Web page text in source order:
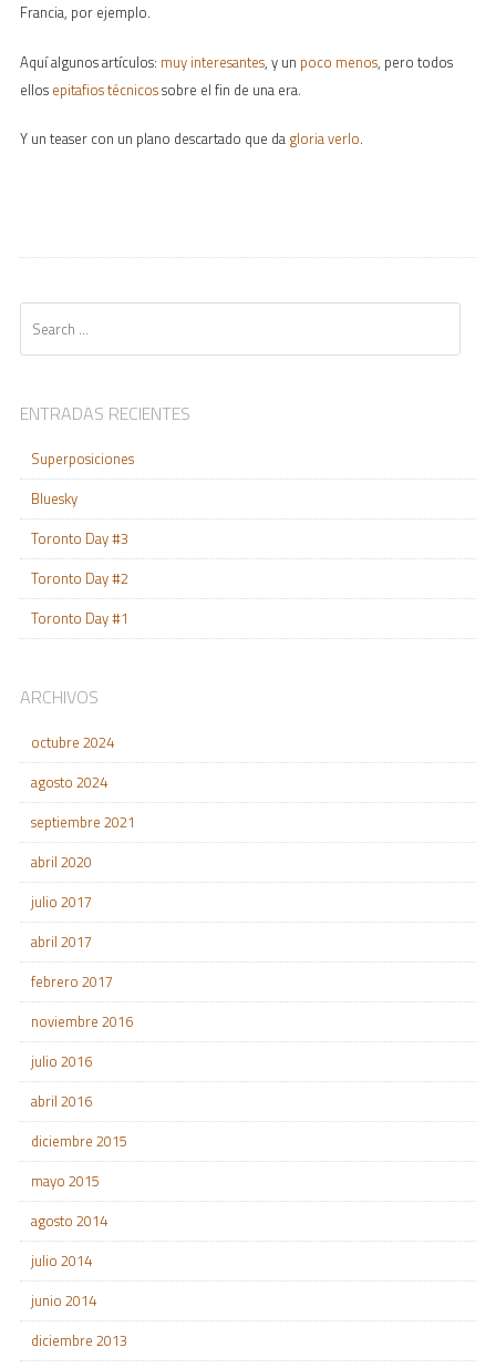
Francia, por ejemplo.
Aquí algunos artículos: muy interesantes, y un poco menos, pero todos
ellos epitafios técnicossobre el fin de una era.
Y un teaser con un plano descartado que da gloria verlo.
ENTRADAS RECIENTES
Superposiciones
Bluesky
Toronto Day #3
Toronto Day #2
Toronto Day #1
ARCHIVOS
octubre 2024
agosto 2024
septiembre 2021
abril 2020
julio 2017
abril 2017
febrero 2017
noviembre 2016
julio 2016
abril 2016
diciembre 2015
mayo 2015
agosto 2014
julio 2014
junio 2014
diciembre 2013